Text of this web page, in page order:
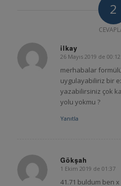
2
ilkay
says:
26 Mayıs 2019 de 00:12
merhabalar
uygulayabiliriz bir
yazabilirsiniz çok
yolu yokmu ?
Yanıtla
Gökşah
says:
1 Ekim 2019 de 01:37
41.71 buldum ben x